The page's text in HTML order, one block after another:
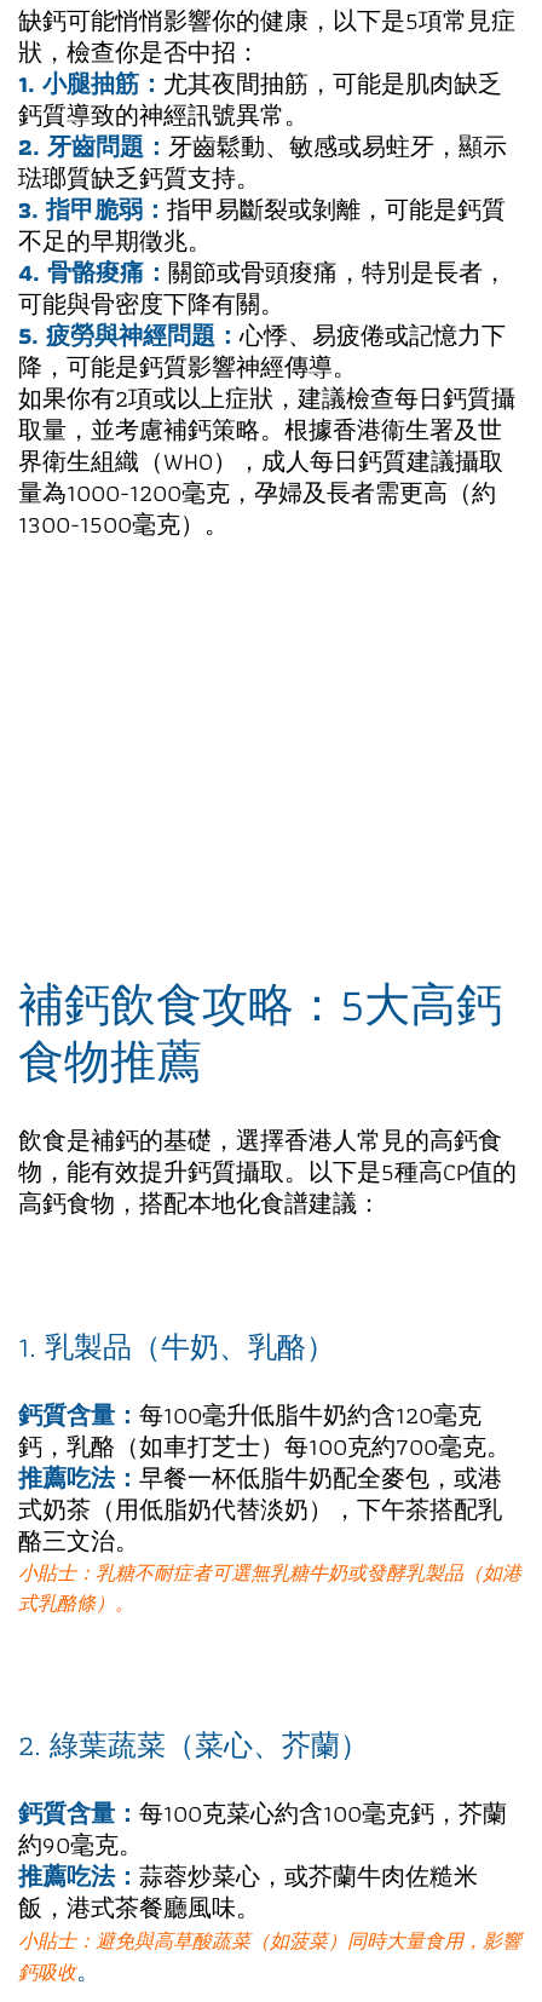
缺鈣可能悄悄影響你的健康，以下是5項常見症
狀，檢查你是否中招：
1. 小腿抽筋： 尤其夜間抽筋，可能是肌肉缺乏
鈣質導致的神經訊號異常。
2. 牙齒問題： 牙齒鬆動、敏感或易蛀牙，顯示
琺瑯質缺乏鈣質支持。
3. 指甲脆弱： 指甲易斷裂或剝離，可能是鈣質
不足的早期徵兆。
4. 骨骼痠痛： 關節或骨頭痠痛，特別是長者，
可能與骨密度下降有關。
5. 疲勞與神經問題：心悸、易疲倦或記憶力下
降，可能是鈣質影響神經傳導。
如果你有2項或以上症狀，建議檢查每日鈣質攝
取量，並考慮補鈣策略。根據香港衞生署及世
界衛生組織（WHO），成人每日鈣質建議攝取
量為1000-1200毫克，孕婦及長者需更高（約
1300-1500毫克）。
補鈣飲食攻略：5大高鈣
食物推薦
飲食是補鈣的基礎，選擇香港人常見的高鈣食
物，能有效提升鈣質攝取。以下是5種高CP值的
高鈣食物，搭配本地化食譜建議：
1. 乳製品（牛奶、乳酪）
鈣質含量： 每100毫升低脂牛奶約含120毫克
鈣，乳酪（如車打芝士）每100克約700毫克。
推薦吃法： 早餐一杯低脂牛奶配全麥包，或港
式奶茶（用低脂奶代替淡奶），下午茶搭配乳
酪三文治。
小貼士：乳糖不耐症者可選無乳糖牛奶或發酵乳製品（如港
式乳酪條）。
2. 綠葉蔬菜（菜心、芥蘭）
鈣質含量： 每100克菜心約含100毫克鈣，芥蘭
約90毫克。
推薦吃法： 蒜蓉炒菜心，或芥蘭牛肉佐糙米
飯，港式茶餐廳風味。
小貼士：避免與高草酸蔬菜（如菠菜）同時大量食用，影響
鈣吸收。